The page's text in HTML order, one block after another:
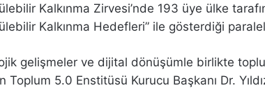
Kalkınma Zirvesi’nde 193 üye ülke
Kalkınma Hedefleri” ile gösterdiği
gelişmeler ve dijital dönüşümle birlikte
Toplum 5.0 Enstitüsü Kurucu Başkanı Dr.